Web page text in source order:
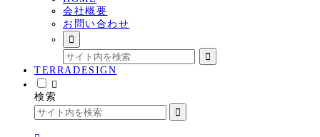
会社概要
お問い合わせ
TERRADESIGN
検索